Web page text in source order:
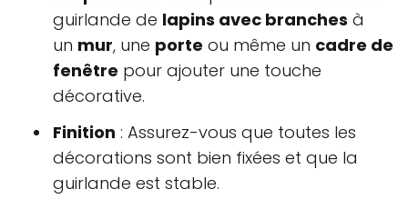
guirlande de lapins avec branches à
un mur, une porte ou même un cadre de
fenêtre pour ajouter une touche
décorative.
Finition : Assurez-vous que toutes les
décorations sont bien fixées et que la
guirlande est stable.